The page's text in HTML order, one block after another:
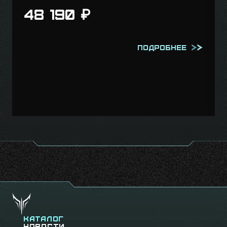
48 190 ₽
Подробнее
Каталог